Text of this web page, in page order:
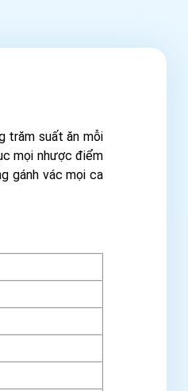
trăm suất ăn mỗi
mọi nhược điểm
gánh vác mọi ca